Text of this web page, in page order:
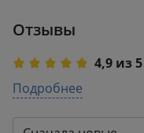
Отзывы
4,9 из 5
5
Подробнее